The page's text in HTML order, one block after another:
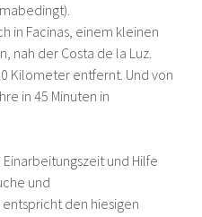
in Facinas, einem kleinen
nah der Costa de la Luz.
Kilometer entfernt. Und von
in 45 Minuten in
und Hilfe
und
den hiesigen